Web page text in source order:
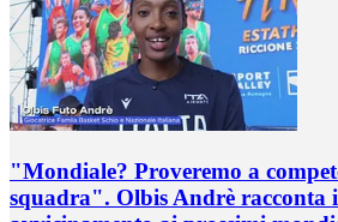
"Mondiale? Proveremo a
squadra". Olbis Andrè racconta